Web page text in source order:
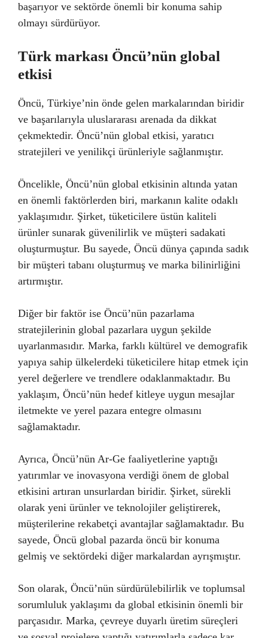
başarıyor ve sektörde önemli bir konuma sahip
olmayı sürdürüyor.
Türk markası Öncü’nün global
etkisi
Öncü, Türkiye’nin önde gelen markalarından biridir
ve başarılarıyla uluslararası arenada da dikkat
çekmektedir. Öncü’nün global etkisi, yaratıcı
stratejileri ve yenilikçi ürünleriyle sağlanmıştır.
Öncelikle, Öncü’nün global etkisinin altında yatan
en önemli faktörlerden biri, markanın kalite odaklı
yaklaşımıdır. Şirket, tüketicilere üstün kaliteli
ürünler sunarak güvenilirlik ve müşteri sadakati
oluşturmuştur. Bu sayede, Öncü dünya çapında sadık
bir müşteri tabanı oluşturmuş ve marka bilinirliğini
artırmıştır.
Diğer bir faktör ise Öncü’nün pazarlama
stratejilerinin global pazarlara uygun şekilde
uyarlanmasıdır. Marka, farklı kültürel ve demografik
yapıya sahip ülkelerdeki tüketicilere hitap etmek için
yerel değerlere ve trendlere odaklanmaktadır. Bu
yaklaşım, Öncü’nün hedef kitleye uygun mesajlar
iletmekte ve yerel pazara entegre olmasını
sağlamaktadır.
Ayrıca, Öncü’nün Ar-Ge faaliyetlerine yaptığı
yatırımlar ve inovasyona verdiği önem de global
etkisini artıran unsurlardan biridir. Şirket, sürekli
olarak yeni ürünler ve teknolojiler geliştirerek,
müşterilerine rekabetçi avantajlar sağlamaktadır. Bu
sayede, Öncü global pazarda öncü bir konuma
gelmiş ve sektördeki diğer markalardan ayrışmıştır.
Son olarak, Öncü’nün sürdürülebilirlik ve toplumsal
sorumluluk yaklaşımı da global etkisinin önemli bir
parçasıdır. Marka, çevreye duyarlı üretim süreçleri